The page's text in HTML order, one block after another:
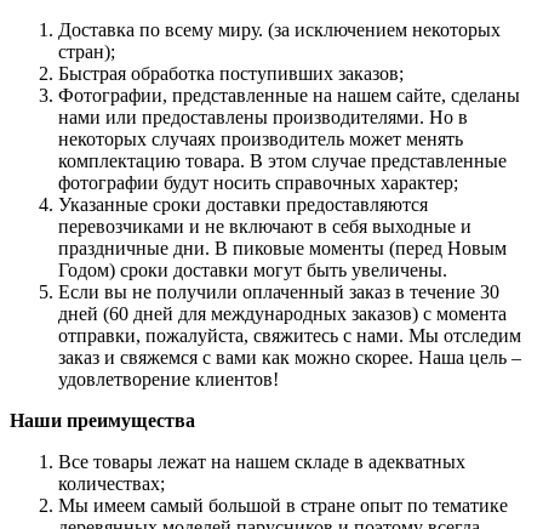
Доставка по всему миру. (за исключением некоторых
стран);
Быстрая обработка поступивших заказов;
Фотографии, представленные на нашем сайте, сделаны
нами или предоставлены производителями. Но в
некоторых случаях производитель может менять
комплектацию товара. В этом случае представленные
фотографии будут носить справочных характер;
Указанные сроки доставки предоставляются
перевозчиками и не включают в себя выходные и
праздничные дни. В пиковые моменты (перед Новым
Годом) сроки доставки могут быть увеличены.
Если вы не получили оплаченный заказ в течение 30
дней (60 дней для международных заказов) с момента
отправки, пожалуйста, свяжитесь с нами. Мы отследим
заказ и свяжемся с вами как можно скорее. Наша цель –
удовлетворение клиентов!
Наши преимущества
Все товары лежат на нашем складе в адекватных
количествах;
Мы имеем самый большой в стране опыт по тематике